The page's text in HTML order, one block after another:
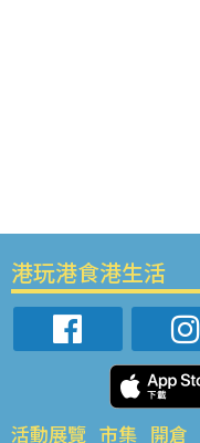
港玩港食港生活
活動展覽 市集 開倉